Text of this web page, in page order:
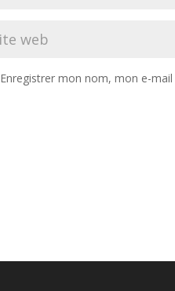
Enregistrer mon nom, mon e-